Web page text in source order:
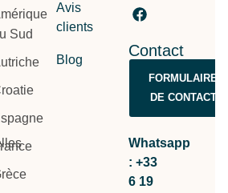
Sud
Avis
clients
Blog
Contact
FORMULAIRE
DE CONTACT
Whatsapp
: +33
6 19